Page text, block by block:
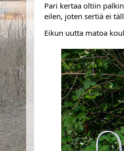
Pari kertaa oltiin
eilen, joten sertiä ei
Eikun uutta matoa